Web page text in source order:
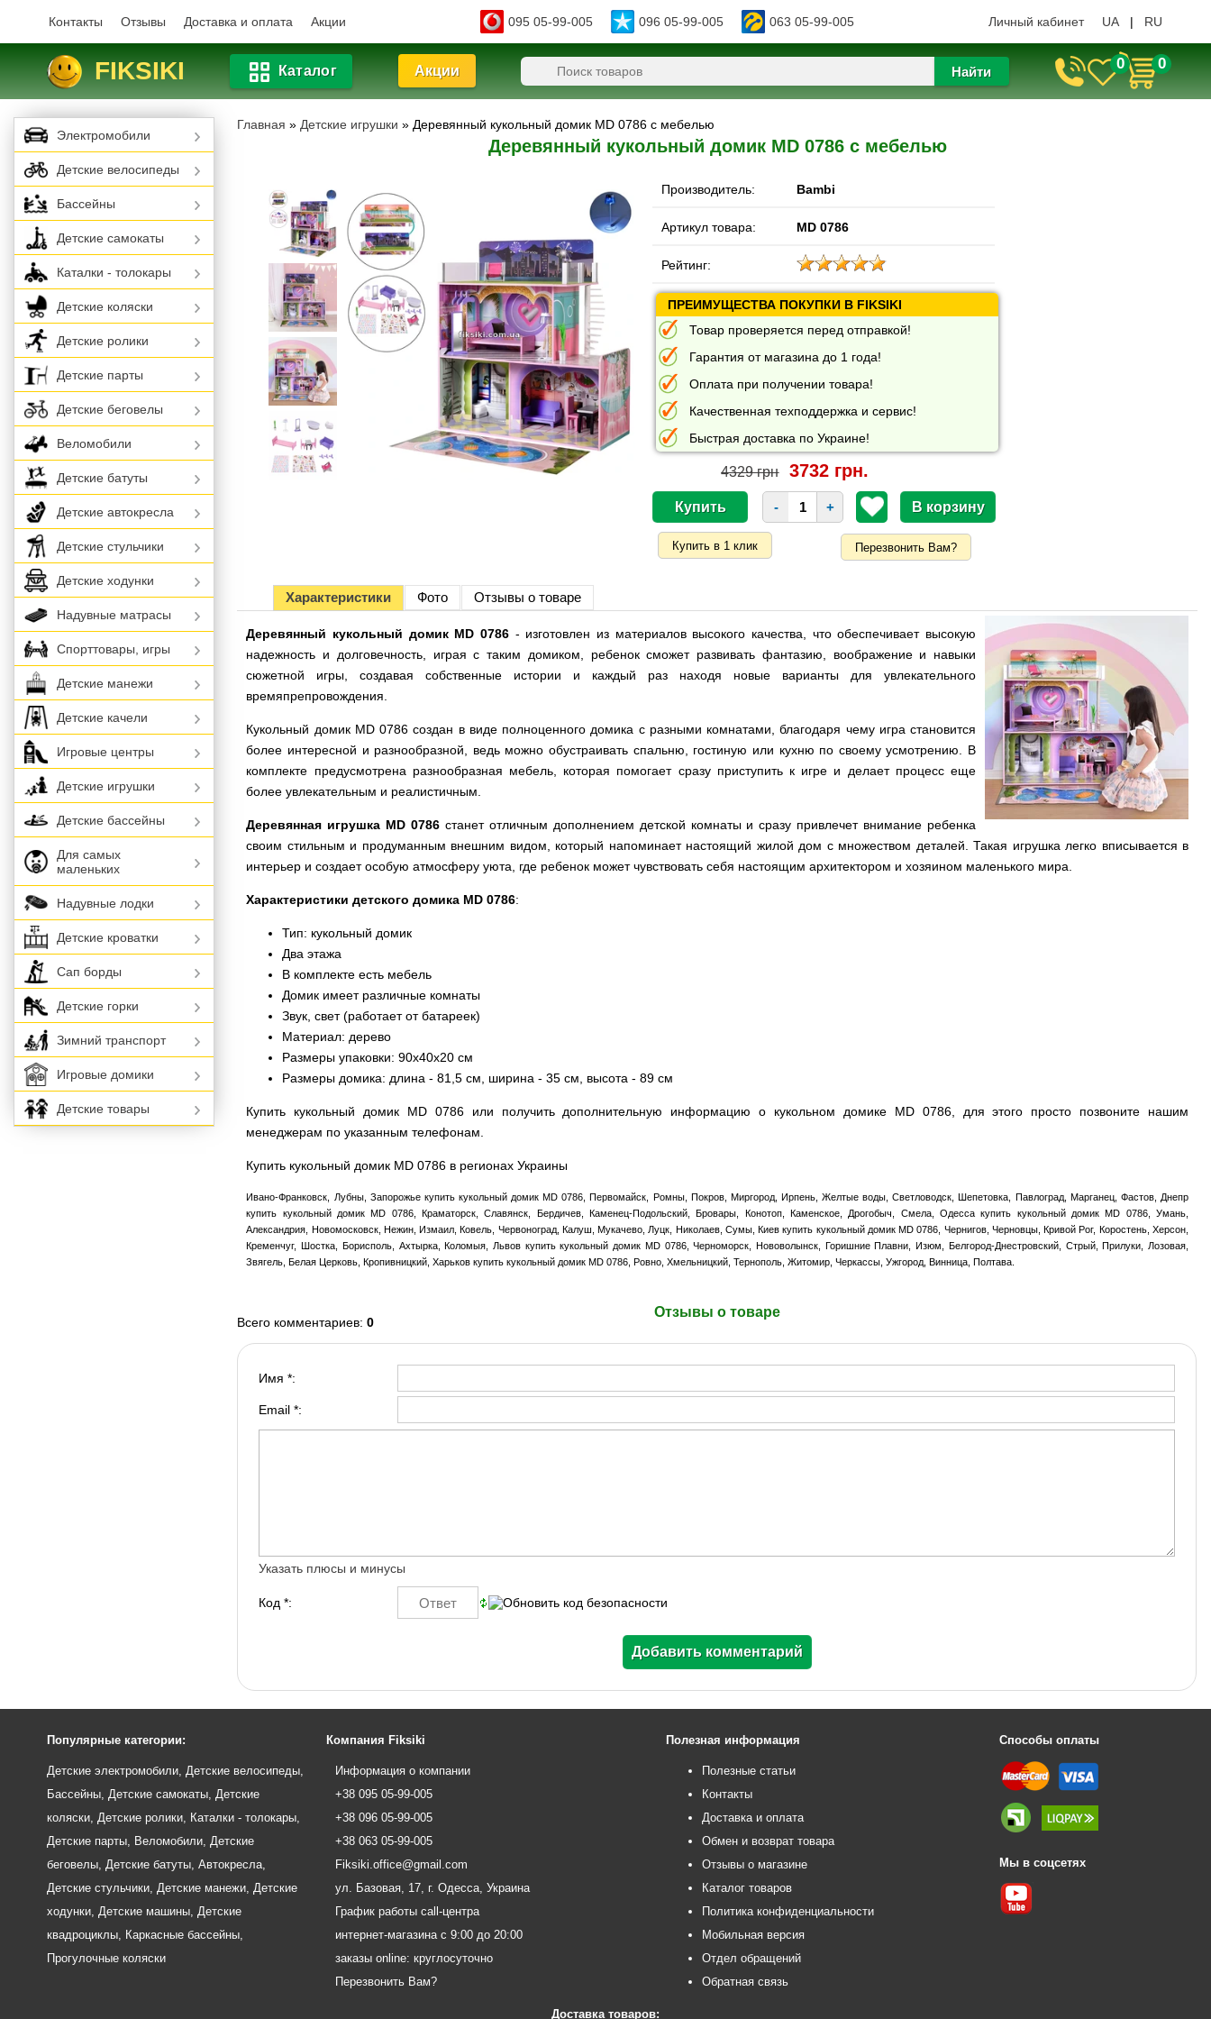
Контакты Отзывы Доставка и оплата Акции 095 05-99-005 096 05-99-005 063 05-99-005 Личный кабинет UA | RU
FIKSIKI Каталог Акции Найти 0 0
Главная » Детские игрушки » Деревянный кукольный домик MD 0786 с мебелью
Деревянный кукольный домик MD 0786 с мебелью
Производитель: Bambi
Артикул товара: MD 0786
Рейтинг:
ПРЕИМУЩЕСТВА ПОКУПКИ В FIKSIKI
Товар проверяется перед отправкой!
Гарантия от магазина до 1 года!
Оплата при получении товара!
Качественная техподдержка и сервис!
Быстрая доставка по Украине!
4329 грн 3732 грн.
- +
Перезвонить Вам?
Характеристики Фото Отзывы о товаре
Деревянный кукольный домик MD 0786 - изготовлен из материалов высокого качества, что обеспечивает высокую
надежность и долговечность, играя с таким домиком, ребенок сможет развивать фантазию, воображение и навыки
сюжетной игры, создавая собственные истории и каждый раз находя новые варианты для увлекательного
времяпрепровождения.
Кукольный домик MD 0786 создан в виде полноценного домика с разными комнатами, благодаря чему игра становится
более интересной и разнообразной, ведь можно обустраивать спальню, гостиную или кухню по своему усмотрению. В
комплекте предусмотрена разнообразная мебель, которая помогает сразу приступить к игре и делает процесс еще
более увлекательным и реалистичным.
Деревянная игрушка MD 0786 станет отличным дополнением детской комнаты и сразу привлечет внимание ребенка
своим стильным и продуманным внешним видом, который напоминает настоящий жилой дом с множеством деталей. Такая игрушка легко вписывается в
интерьер и создает особую атмосферу уюта, где ребенок может чувствовать себя настоящим архитектором и хозяином маленького мира.
Характеристики детского домика MD 0786:
Тип: кукольный домик
Два этажа
В комплекте есть мебель
Домик имеет различные комнаты
Звук, свет (работает от батареек)
Материал: дерево
Размеры упаковки: 90х40х20 см
Размеры домика: длина - 81,5 см, ширина - 35 см, высота - 89 см
Купить кукольный домик MD 0786 или получить дополнительную информацию о кукольном домике MD 0786, для этого просто позвоните нашим
менеджерам по указанным телефонам.
Купить кукольный домик MD 0786 в регионах Украины
Ивано-Франковск, Лубны, Запорожье купить кукольный домик MD 0786, Первомайск, Ромны, Покров, Миргород, Ирпень, Желтые воды, Светловодск, Шепетовка, Павлоград, Марганец, Фастов, Днепр
купить кукольный домик MD 0786, Краматорск, Славянск, Бердичев, Каменец-Подольский, Бровары, Конотоп, Каменское, Дрогобыч, Смела, Одесса купить кукольный домик MD 0786, Умань,
Александрия, Новомосковск, Нежин, Измаил, Ковель, Червоноград, Калуш, Мукачево, Луцк, Николаев, Сумы, Киев купить кукольный домик MD 0786, Чернигов, Черновцы, Кривой Рог, Коростень, Херсон,
Кременчуг, Шостка, Борисполь, Ахтырка, Коломыя, Львов купить кукольный домик MD 0786, Черноморск, Нововолынск, Горишние Плавни, Изюм, Белгород-Днестровский, Стрый, Прилуки, Лозовая,
Звягель, Белая Церковь, Кропивницкий, Харьков купить кукольный домик MD 0786, Ровно, Хмельницкий, Тернополь, Житомир, Черкассы, Ужгород, Винница, Полтава.
Отзывы о товаре
Всего комментариев:0
Имя *:
Email *:
Указать плюсы и минусы
Код *:
Электромобили
Детские велосипеды
Бассейны
Детские самокаты
Каталки - толокары
Детские коляски
Детские ролики
Детские парты
Детские беговелы
Веломобили
Детские батуты
Детские автокресла
Детские стульчики
Детские ходунки
Надувные матрасы
Спорттовары, игры
Детские манежи
Детские качели
Игровые центры
Детские игрушки
Детские бассейны
Для самых
маленьких
Надувные лодки
Детские кроватки
Сап борды
Детские горки
Зимний транспорт
Игровые домики
Детские товары
Популярные категории:
Детские электромобили Детские велосипеды
Бассейны Детские самокаты Детские
коляски Детские ролики Каталки - толокары
Детские парты Веломобили Детские
беговелы Детские батуты Автокресла
Детские стульчики Детские манежи Детские
ходунки Детские машины Детские
квадроциклы Каркасные бассейны
Прогулочные коляски
Компания Fiksiki
Информация о компании
+38 095 05-99-005
+38 096 05-99-005
+38 063 05-99-005
Fiksiki.office@gmail.com
ул. Базовая, 17, г. Одесса, Украина
График работы call-центра
интернет-магазина с 9:00 до 20:00
заказы online: круглосуточно
Перезвонить Вам?
Полезная информация
Полезные статьи
Контакты
Доставка и оплата
Обмен и возврат товара
Отзывы о магазине
Каталог товаров
Политика конфиденциальности
Мобильная версия
Отдел обращений
Обратная связь
Способы оплаты
Мы в соцсетях
Доставка товаров: